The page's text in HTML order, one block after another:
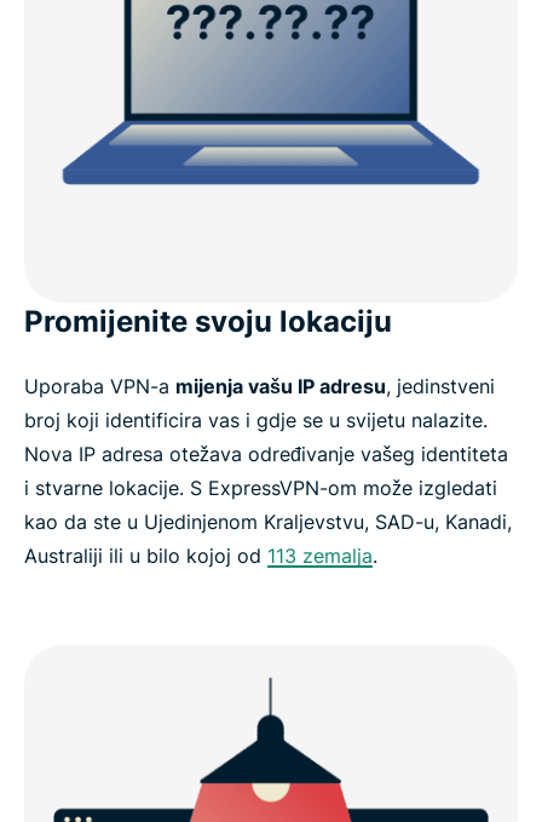
Promijenite svoju lokaciju
Uporaba VPN-a mijenja vašu IP adresu, jedinstveni
broj koji identificira vas i gdje se u svijetu nalazite.
Nova IP adresa otežava određivanje vašeg identiteta
i stvarne lokacije. S ExpressVPN-om može izgledati
kao da ste u Ujedinjenom Kraljevstvu, SAD-u, Kanadi,
Australiji ili u bilo kojoj od 113 zemalja.